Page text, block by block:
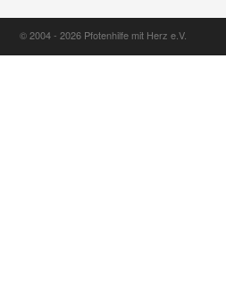
© 2004 - 2026 Pfotenhilfe mit Herz e.V.